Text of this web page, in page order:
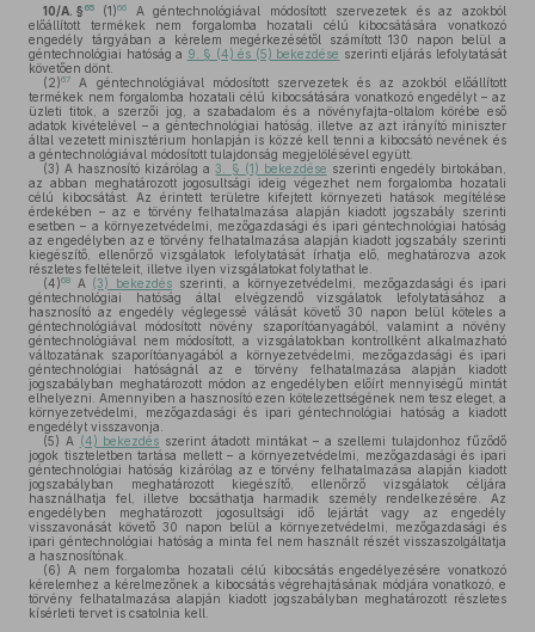
10/A. § 65 (1)66A géntechnológiával módosított szervezetek és az azokból
előállított termékek nem forgalomba hozatali célú kibocsátására vonatkozó
engedély tárgyában a kérelem megérkezésétől számított 130 napon belül a
géntechnológiai hatóság a 9. § (4) és (5) bekezdése szerinti eljárás lefolytatását
követően dönt.
(2)67
A géntechnológiával módosított szervezetek és az azokból előállított
termékek nem forgalomba hozatali célú kibocsátására vonatkozó engedélyt – az
üzleti titok, a szerzői jog, a szabadalom és a növényfajta-oltalom körébe eső
adatok kivételével – a géntechnológiai hatóság, illetve az azt irányító miniszter
által vezetett minisztérium honlapján is közzé kell tenni a kibocsátó nevének és
a géntechnológiával módosított tulajdonság megjelölésével együtt.
(3) A hasznosító kizárólag a3. § (1) bekezdése szerinti engedély birtokában,
az abban meghatározott jogosultsági ideig végezhet nem forgalomba hozatali
célú kibocsátást. Az érintett területre kifejtett környezeti hatások megítélése
érdekében – az e törvény felhatalmazása alapján kiadott jogszabály szerinti
esetben – a környezetvédelmi, mezőgazdasági és ipari géntechnológiai hatóság
az engedélyben az e törvény felhatalmazása alapján kiadott jogszabály szerinti
kiegészítő, ellenőrző vizsgálatok lefolytatását írhatja elő, meghatározva azok
részletes feltételeit, illetve ilyen vizsgálatokat folytathat le.
(4)68 A (3) bekezdés szerinti, a környezetvédelmi, mezőgazdasági és ipari
géntechnológiai hatóság által elvégzendő vizsgálatok lefolytatásához a
hasznosító az engedély véglegessé válását követő 30 napon belül köteles a
géntechnológiával módosított növény szaporítóanyagából, valamint a növény
géntechnológiával nem módosított, a vizsgálatokban kontrollként alkalmazható
változatának szaporítóanyagából a környezetvédelmi, mezőgazdasági és ipari
géntechnológiai hatóságnál az e törvény felhatalmazása alapján kiadott
jogszabályban meghatározott módon az engedélyben előírt mennyiségű mintát
elhelyezni. Amennyiben a hasznosító ezen kötelezettségének nem tesz eleget, a
környezetvédelmi, mezőgazdasági és ipari géntechnológiai hatóság a kiadott
engedélyt visszavonja.
(5) A (4) bekezdés szerint átadott mintákat – a szellemi tulajdonhoz fűződő
jogok tiszteletben tartása mellett – a környezetvédelmi, mezőgazdasági és ipari
géntechnológiai hatóság kizárólag az e törvény felhatalmazása alapján kiadott
jogszabályban meghatározott kiegészítő, ellenőrző vizsgálatok céljára
használhatja fel, illetve bocsáthatja harmadik személy rendelkezésére. Az
engedélyben meghatározott jogosultsági idő lejártát vagy az engedély
visszavonását követő 30 napon belül a környezetvédelmi, mezőgazdasági és
ipari géntechnológiai hatóság a minta fel nem használt részét visszaszolgáltatja
a hasznosítónak.
(6) A nem forgalomba hozatali célú kibocsátás engedélyezésére vonatkozó
kérelemhez a kérelmezőnek a kibocsátás végrehajtásának módjára vonatkozó, e
törvény felhatalmazása alapján kiadott jogszabályban meghatározott részletes
kísérleti tervet is csatolnia kell.